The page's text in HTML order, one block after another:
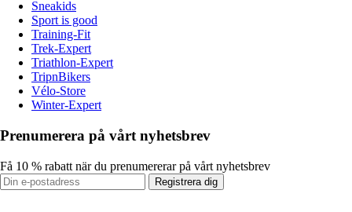
Sneakids
Sport is good
Training-Fit
Trek-Expert
Triathlon-Expert
TripnBikers
Vélo-Store
Winter-Expert
Prenumerera på vårt nyhetsbrev
Få 10 % rabatt när du prenumererar på vårt nyhetsbrev
Registrera dig